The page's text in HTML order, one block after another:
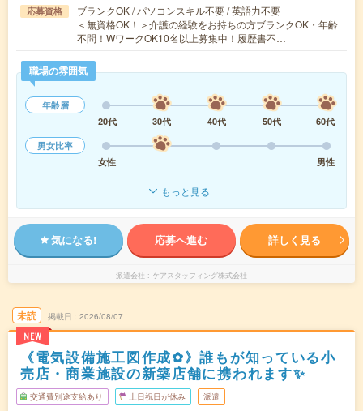
応募資格
ブランクOK / パソコンスキル不要 / 英語力不要
＜無資格OK！＞介護の経験をお持ちの方ブランクOK・年齢
不問！WワークOK10名以上募集中！履歴書不…
職場の雰囲気
年齢層
20代
30代 40代 50代
60代
男女比率
女性
男性
もっと見る
気になる! 応募へ進む 詳しく見る
派遣会社 ケアスタッフィング株式会社
未読
NEW
掲載日 2026/08/07
《電気設備施工図作成✿》誰もが知っている小
売店・商業施設の新築店舗に携われます✨
交通費別途支給あり 土日祝日が休み 派遣